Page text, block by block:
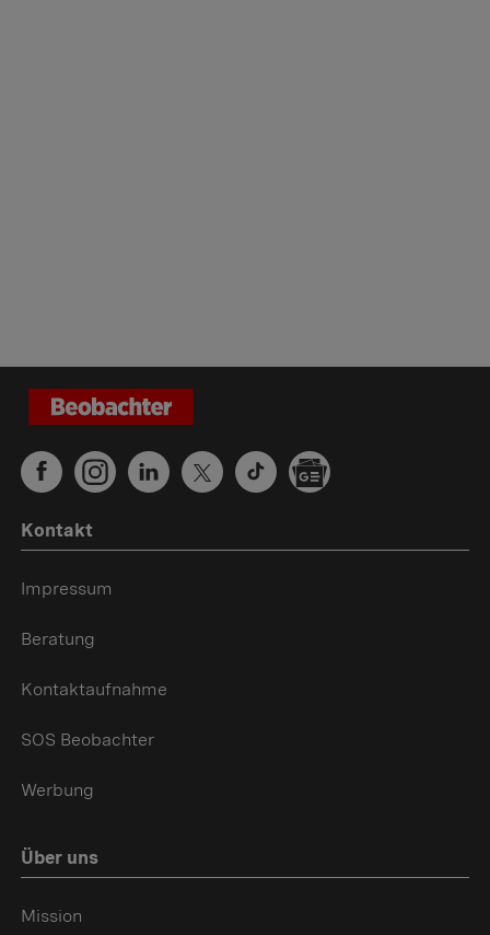
Kontakt
Impressum
Beratung
Kontaktaufnahme
SOS Beobachter
Werbung
Über uns
Mission